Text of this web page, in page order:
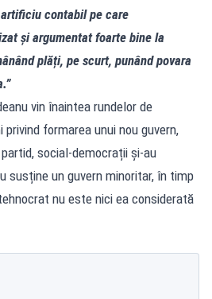
contabil pe care
și argumentat foarte bine la
plăți, pe scurt, punând povara
vin înaintea rundelor de
formarea unui nou guvern,
social-democrații și-au
susține un guvern minoritar, în timp
nu este nici ea considerată